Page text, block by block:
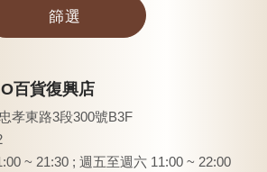
中秋系列
休閒分享
巧克力磚/巧克力豆
篩選
百貨復興店
孝東路3段300號B3F
~ 21:30 ; 週五至週六 11:00 ~ 22:00